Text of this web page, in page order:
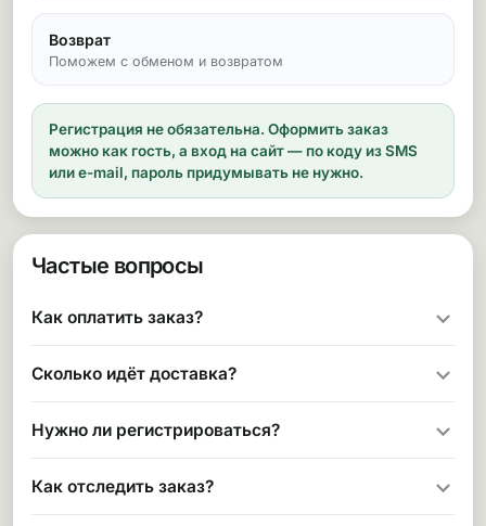
Возврат
Поможем с обменом и возвратом
Регистрация не обязательна. Оформить заказ
можно как гость, а вход на сайт — по коду из SMS
или e-mail, пароль придумывать не нужно.
Частые вопросы
Как оплатить заказ?
Сколько идёт доставка?
Нужно ли регистрироваться?
Как отследить заказ?